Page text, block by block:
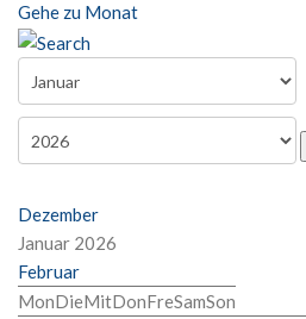
Gehe zu Monat
Dezember
Januar 2026
Februar
MonDieMitDonFreSamSon